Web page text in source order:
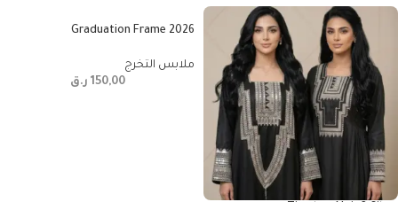
2026 Graduation Frame
ملابس التخرج
150,00 ر.ق